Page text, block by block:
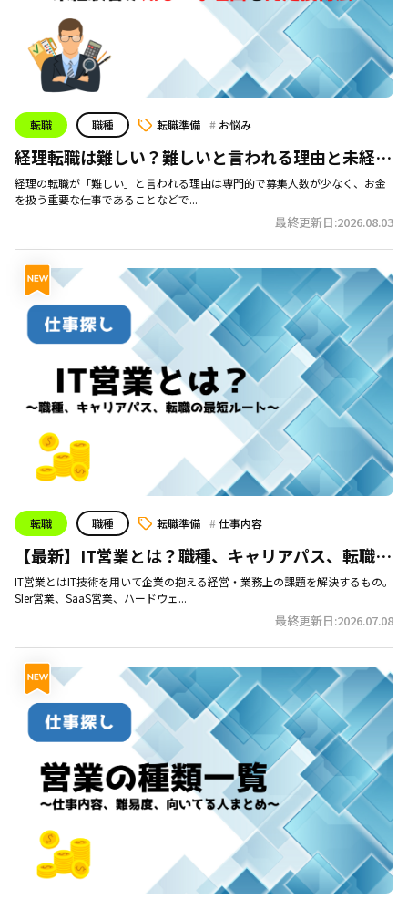
転職 職種 転職準備 お悩み
経理転職は難しい？難しいと言われる理由と未経験
者でも成功させる方法
経理の転職が「難しい」と言われる理由は専門的で募集人数が少なく、お金
を扱う重要な仕事であることなどで...
最終更新日:2026.08.03
転職 職種 転職準備 仕事内容
【最新】IT営業とは？職種、キャリアパス、転職の
最短ルート
IT営業とはIT技術を用いて企業の抱える経営・業務上の課題を解決するもの。
SIer営業、SaaS営業、ハードウェ...
最終更新日:2026.07.08